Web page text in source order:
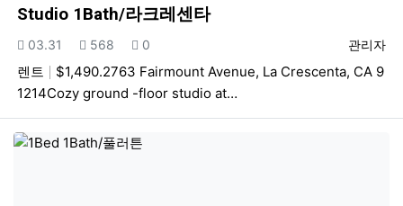
Studio 1Bath/라크레센타
등록자
관리자
등록일
03.31 조회
568 추천
0
렌트
$1,490.2763 Fairmount Avenue, La Crescenta, CA 9
1214Cozy ground -floor studio at…